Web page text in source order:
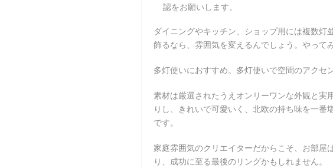
認をお願いします。
ダイニングやキッチン、ショップ用には複数
飾るなら、雰囲気を変えるんでしょう。やって
多灯使いにおすすめ。多灯使いで空間のアクセ
素材は厳選されたうえオンリーワンな外観と実
りし、きれいで可愛いく、北欧の持ち味を一
です。
家庭雰囲気のクリエイターだからこそ、お部屋
り、成功に至る最後のリングかもしれません。